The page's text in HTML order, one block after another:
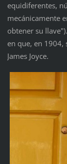
equidiferentes,
mecánicamente
obtener su
en que, en 1904,
James Joyce.